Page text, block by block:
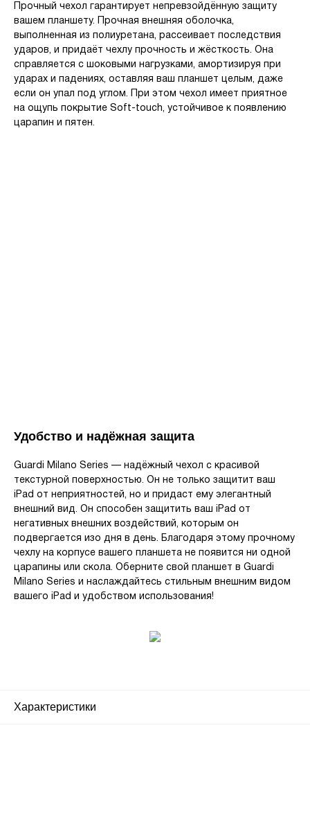
Прочный чехол гарантирует непревзойдённую защиту
вашем планшету. Прочная внешняя оболочка,
выполненная из полиуретана, рассеивает последствия
ударов, и придаёт чехлу прочность и жёсткость. Она
справляется с шоковыми нагрузками, амортизируя при
ударах и падениях, оставляя ваш планшет целым, даже
если он упал под углом. При этом чехол имеет приятное
на ощупь покрытие Soft-touch, устойчивое к появлению
царапин и пятен.
Удобство и надёжная защита
Guardi Milano Series — надёжный чехол с красивой
текстурной поверхностью. Он не только защитит ваш
iPad от неприятностей, но и придаст ему элегантный
внешний вид. Он способен защитить ваш iPad от
негативных внешних воздействий, которым он
подвергается изо дня в день. Благодаря этому прочному
чехлу на корпусе вашего планшета не появится ни одной
царапины или скола. Оберните свой планшет в Guardi
Milano Series и наслаждайтесь стильным внешним видом
вашего iPad и удобством использования!
Характеристики